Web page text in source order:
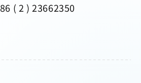
( 2 ) 23662350